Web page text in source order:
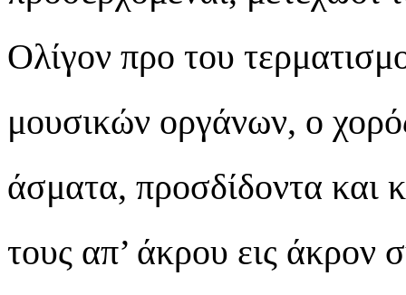
Ολίγον προ του
μουσικών οργάνων, ο
άσματα, προσδίδοντα και
τους απ’ άκρου εις άκρον